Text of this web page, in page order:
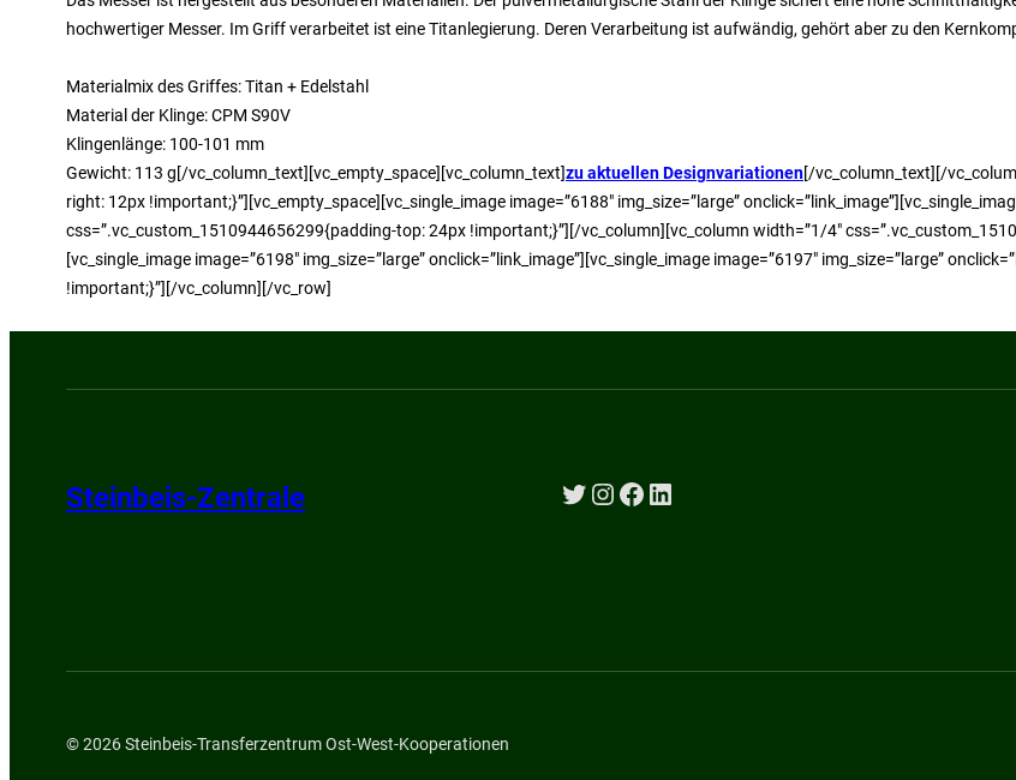
hochwertiger Messer. Im Griff verarbeitet ist eine Titanlegierung. Deren Verarbeitung ist aufwändig, gehört aber zu den
Materialmix des Griffes: Titan + Edelstahl
Material der Klinge: CPM S90V
Klingenlänge: 100-101 mm
Gewicht: 113 g[/vc_column_text][vc_empty_space][vc_column_text]zu aktuellen Designvariationen[/vc_column_text][/
right: 12px !important;}”][vc_empty_space][vc_single_image image=”6188″ img_size=”large”
css=”.vc_custom_1510944656299{padding-top: 24px !important;}”][/vc_column][vc_column width=”1/4″
[vc_single_image image=”6198″ img_size=”large” onclick=”link_image”][vc_single_image image=”6197″ img_size=”large”
!important;}”][/vc_column][/vc_row]
Steinbeis-Zentrale Twitter Instagram Facebook LinkedIn
© 2026 Steinbeis-Transferzentrum Ost-West-Kooperationen